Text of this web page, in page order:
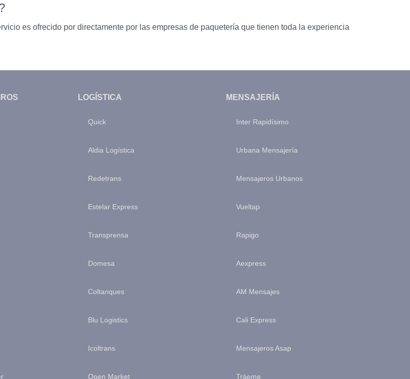
es ofrecido por directamente por las empresas de paquetería que tienen toda la experiencia
LOGÍSTICA
Quick
Aldia Logística
Redetrans
Estelar Express
Transprensa
Domesa
Coltanques
Blu Logistics
Icoltrans
Open Market
MENSAJERÍA
Inter Rapidísimo
Urbana Mensajería
Mensajeros Urbanos
Vueltap
Rapigo
Aexpress
AM Mensajes
Cali Express
Mensajeros Asap
Tráeme